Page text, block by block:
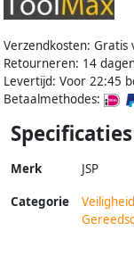
Verzendkosten: Gratis
Retourneren: 14
Levertijd: Voor 22:45
Betaalmethodes:
Specificaties
Merk JSP
Categorie